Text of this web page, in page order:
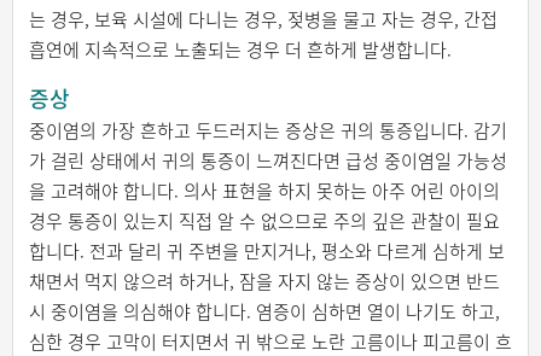
는 경우, 보육 시설에 다니는 경우, 젖병을 물고 자는 경우, 간접
흡연에 지속적으로 노출되는 경우 더 흔하게 발생합니다.
증상
중이염의 가장 흔하고 두드러지는 증상은 귀의 통증입니다. 감기
가 걸린 상태에서 귀의 통증이 느껴진다면 급성 중이염일 가능성
을 고려해야 합니다. 의사 표현을 하지 못하는 아주 어린 아이의
경우 통증이 있는지 직접 알 수 없으므로 주의 깊은 관찰이 필요
합니다. 전과 달리 귀 주변을 만지거나, 평소와 다르게 심하게 보
채면서 먹지 않으려 하거나, 잠을 자지 않는 증상이 있으면 반드
시 중이염을 의심해야 합니다. 염증이 심하면 열이 나기도 하고,
심한 경우 고막이 터지면서 귀 밖으로 노란 고름이나 피고름이 흐